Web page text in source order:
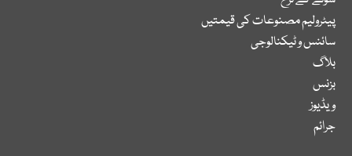
پیٹرولیم مصنوعات کی قیمتیں
سائنس و ٹیکنالوجی
بلاگ
بزنس
ویڈیوز
جرائم